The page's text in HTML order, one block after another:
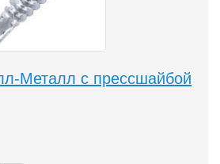
Металл с прессшайбой